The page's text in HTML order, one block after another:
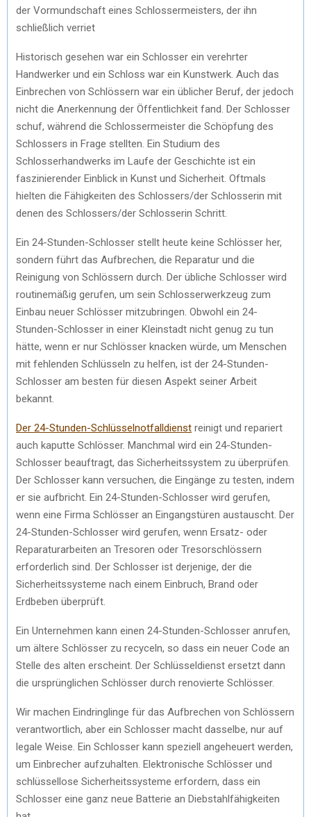
der Vormundschaft eines Schlossermeisters, der ihn
schließlich verriet
Historisch gesehen war ein Schlosser ein verehrter
Handwerker und ein Schloss war ein Kunstwerk. Auch das
Einbrechen von Schlössern war ein üblicher Beruf, der jedoch
nicht die Anerkennung der Öffentlichkeit fand. Der Schlosser
schuf, während die Schlossermeister die Schöpfung des
Schlossers in Frage stellten. Ein Studium des
Schlosserhandwerks im Laufe der Geschichte ist ein
faszinierender Einblick in Kunst und Sicherheit. Oftmals
hielten die Fähigkeiten des Schlossers/der Schlosserin mit
denen des Schlossers/der Schlosserin Schritt.
Ein 24-Stunden-Schlosser stellt heute keine Schlösser her,
sondern führt das Aufbrechen, die Reparatur und die
Reinigung von Schlössern durch. Der übliche Schlosser wird
routinemäßig gerufen, um sein Schlosserwerkzeug zum
Einbau neuer Schlösser mitzubringen. Obwohl ein 24-
Stunden-Schlosser in einer Kleinstadt nicht genug zu tun
hätte, wenn er nur Schlösser knacken würde, um Menschen
mit fehlenden Schlüsseln zu helfen, ist der 24-Stunden-
Schlosser am besten für diesen Aspekt seiner Arbeit
bekannt.
Der 24-Stunden-Schlüsselnotfalldienst reinigt und repariert
auch kaputte Schlösser. Manchmal wird ein 24-Stunden-
Schlosser beauftragt, das Sicherheitssystem zu überprüfen.
Der Schlosser kann versuchen, die Eingänge zu testen, indem
er sie aufbricht. Ein 24-Stunden-Schlosser wird gerufen,
wenn eine Firma Schlösser an Eingangstüren austauscht. Der
24-Stunden-Schlosser wird gerufen, wenn Ersatz- oder
Reparaturarbeiten an Tresoren oder Tresorschlössern
erforderlich sind. Der Schlosser ist derjenige, der die
Sicherheitssysteme nach einem Einbruch, Brand oder
Erdbeben überprüft.
Ein Unternehmen kann einen 24-Stunden-Schlosser anrufen,
um ältere Schlösser zu recyceln, so dass ein neuer Code an
Stelle des alten erscheint. Der Schlüsseldienst ersetzt dann
die ursprünglichen Schlösser durch renovierte Schlösser.
Wir machen Eindringlinge für das Aufbrechen von Schlössern
verantwortlich, aber ein Schlosser macht dasselbe, nur auf
legale Weise. Ein Schlosser kann speziell angeheuert werden,
um Einbrecher aufzuhalten. Elektronische Schlösser und
schlüssellose Sicherheitssysteme erfordern, dass ein
Schlosser eine ganz neue Batterie an Diebstahlfähigkeiten